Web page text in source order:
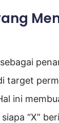
target
ini
“X”